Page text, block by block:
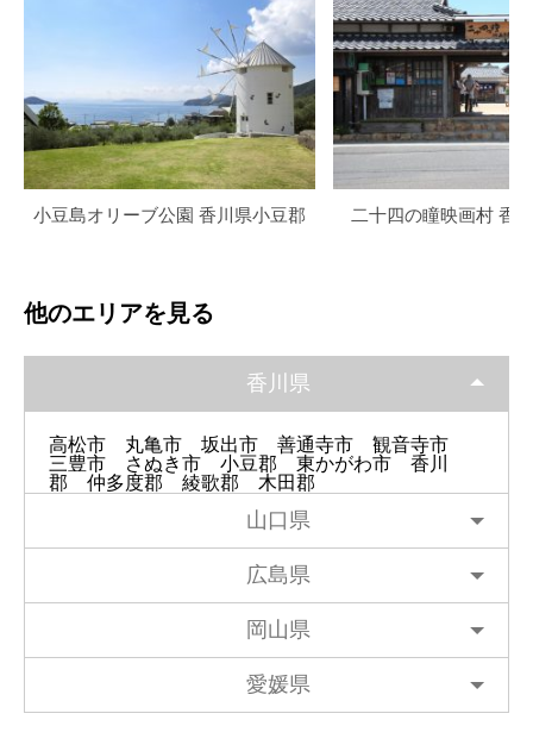
小豆島オリーブ公園 香川県小豆郡 二十四の瞳映画村 香
他のエリアを見る
香川県
高松市 丸亀市 坂出市 善通寺市
観音寺市
三豊市
さぬき市 小豆郡 東かがわ市
香川
郡
仲多度郡 綾歌郡 木田郡
山口県
広島県
岡山県
愛媛県